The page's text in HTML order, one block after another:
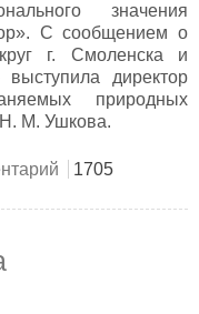
значения
С сообщением о
г. Смоленска и
директор
природных
Н. М. Ушкова.
«Красный Бор»
1705